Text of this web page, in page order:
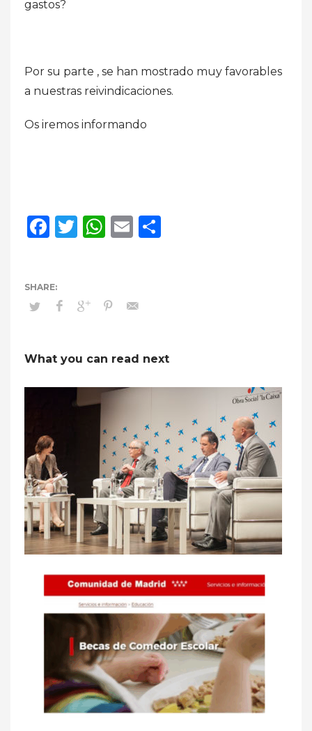
gastos?
Por su parte , se han mostrado muy favorables
a nuestras reivindicaciones.
Os iremos informando
Facebook
Twitter
WhatsApp
Email
What you can read next